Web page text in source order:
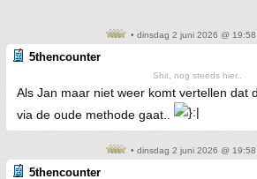
• dinsdag 2 juni 2026 @ 19:58
5thencounter
Shit, nog steeds hier..
Als Jan maar niet weer komt vertellen dat
via de oude methode gaat..
• dinsdag 2 juni 2026 @ 19:58
5thencounter